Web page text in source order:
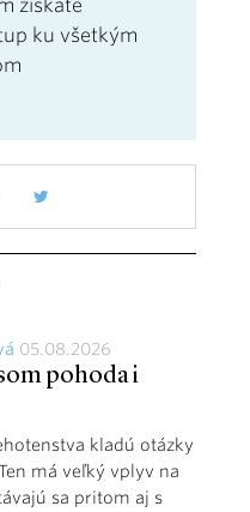
získate
ku všetkým
05.08.2026
pohoda i
kladú otázky
má veľký vplyv na
sa pritom aj s